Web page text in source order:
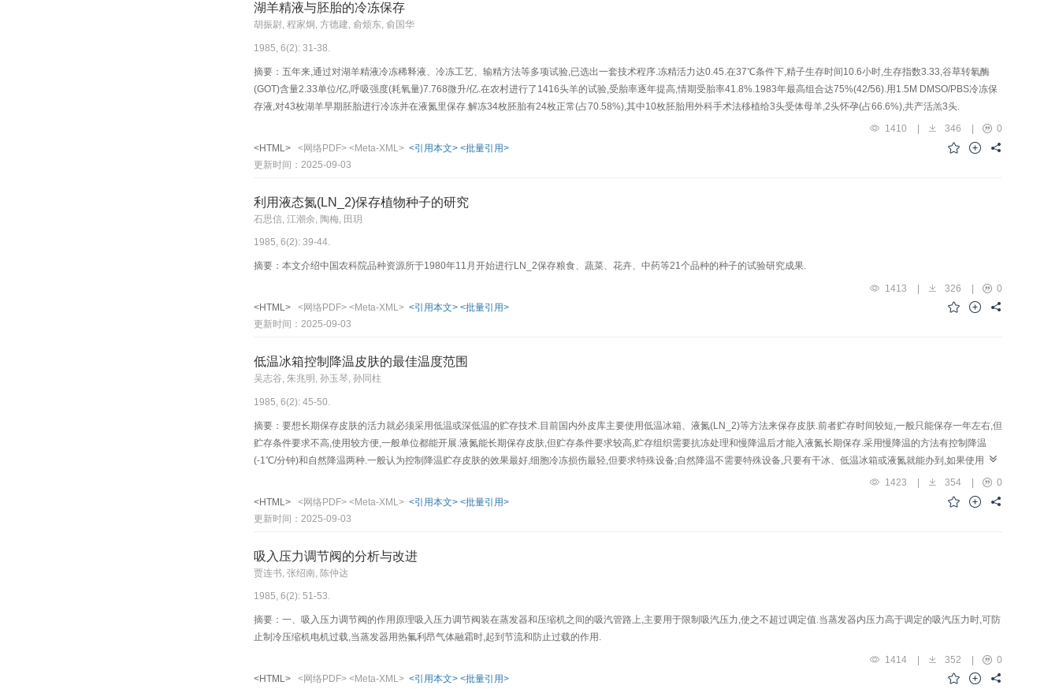
湖羊精液与胚胎的冷冻保存
胡振尉, 程家炯, 方德建, 俞烦东, 俞国华
1985, 6(2): 31-38.
摘要：五年来,通过对湖羊精液冷冻稀释液、冷冻工艺、输精方法等多项试验,已选出一套技术程序.冻精活力达0.45.在37℃条件下,精子生存时间10.6小时,生存指数3.33,谷草转氡酶
(GOT)含量2.33单位/亿,呼吸强度(耗氧量)7.768微升/亿.在农村进行了1416头羊的试验,受胎率逐年提高,情期受胎率41.8%.1983年最高组合达75%(42/56).用1.5M DMSO/PBS冷冻保
存液,对43枚湖羊早期胚胎进行冷冻并在液氮里保存.解冻34枚胚胎有24枚正常(占70.58%),其中10枚胚胎用外科手术法移植给3头受体母羊,2头怀孕(占66.6%),共产活羔3头.
1410 346
0
<HTML>
<网络PDF> <Meta-XML> <引用本文> <批量引用>
更新时间：2025-09-03
利用液态氮(LN_2)保存植物种子的研究
石思信, 江潮余, 陶梅, 田玥
1985, 6(2): 39-44.
摘要：本文介绍中国农科院品种资源所于1980年11月开始进行LN_2保存粮食、蔬菜、花卉、中药等21个品种的种子的试验研究成果.
1413 | 326 |
0
<HTML>
<网络PDF> <Meta-XML> <引用本文> <批量引用>
更新时间：2025-09-03
低温冰箱控制降温皮肤的最佳温度范围
吴志谷, 朱兆明, 孙玉琴, 孙同柱
1985, 6(2): 45-50.
摘要：要想长期保存皮肤的活力就必须采用低温或深低温的贮存技术.目前国内外皮库主要使用低温冰箱、液氮(LN_2)等方法来保存皮肤.前者贮存时间较短,一般只能保存一年左右,但
贮存条件要求不高,使用较方便,一般单位都能开展.液氮能长期保存皮肤,但贮存条件要求较高,贮存组织需要抗冻处理和慢降温后才能入液氮长期保存.采用慢降温的方法有控制降温
(-1℃/分钟)和自然降温两种.一般认为控制降温贮存皮肤的效果最好,细胞冷冻损伤最轻,但要求特殊设备;自然降温不需要特殊设备,只要有干冰、低温冰箱或液氮就能办到,如果使用适
当,一样能获得良好效果.干冰降温速率较快,会影响贮存皮肤的活力.近三年我们采用低温冰箱(-80℃)降温贮存皮肤,方法简单、效果良好.假如-80℃以下的冰箱也能承担此项工作,那么
液氮贮存皮肤将更为方便.为此我们设计了下列实验,利用冰箱的不同温度降温皮肤,比较了皮肤的降温速率与皮肤活力之间的相互关系.
1423 354
0
<HTML>
<网络PDF> <Meta-XML> <引用本文> <批量引用>
更新时间：2025-09-03
吸入压力调节阀的分析与改进
贾连书, 张绍南, 陈仲达
1985, 6(2): 51-53.
摘要：一、吸入压力调节阀的作用原理吸入压力调节阀装在蒸发器和压缩机之间的吸汽管路上,主要用于限制吸汽压力,使之不超过调定值.当蒸发器内压力高于调定的吸汽压力时,可防
止制冷压缩机电机过载,当蒸发器用热氟利昂气体融霜时,起到节流和防止过载的作用.
1414 352
0
<HTML>
<网络PDF> <Meta-XML> <引用本文> <批量引用>